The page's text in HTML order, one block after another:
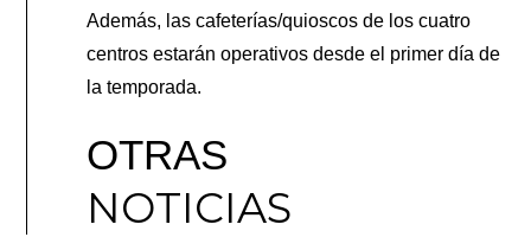
Además, las cafeterías/quioscos de los cuatro
centros estarán operativos desde el primer día de
la temporada.
OTRAS
NOTICIAS